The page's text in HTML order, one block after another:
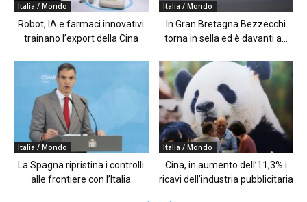
Italia / Mondo
Robot, IA e farmaci innovativi
trainano l’export della Cina
Italia / Mondo
In Gran Bretagna Bezzecchi
torna in sella ed è davanti a...
Italia / Mondo
La Spagna ripristina i controlli
alle frontiere con l’Italia
Italia / Mondo
Cina, in aumento dell’11,3% i
ricavi dell’industria pubblicitaria